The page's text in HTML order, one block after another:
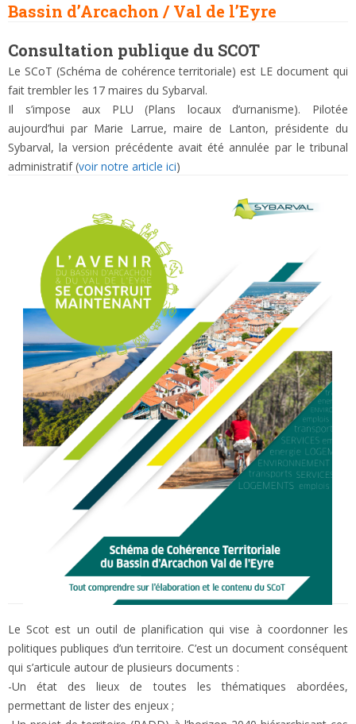
Bassin d’Arcachon / Val de l’Eyre
Consultation publique du SCOT
Le SCoT (Schéma de cohérence territoriale) est LE document qui
fait trembler les 17 maires du Sybarval.
Il s’impose aux PLU (Plans locaux d’urnanisme). Pilotée
aujourd’hui par Marie Larrue, maire de Lanton, présidente du
Sybarval, la version précédente avait été annulée par le tribunal
administratif (voir notre article ici)
Le Scot est un outil de planification qui vise à coordonner les
politiques publiques d’un territoire. C’est un document conséquent
qui s’articule autour de plusieurs documents :
-Un état des lieux de toutes les thématiques abordées,
permettant de lister des enjeux ;